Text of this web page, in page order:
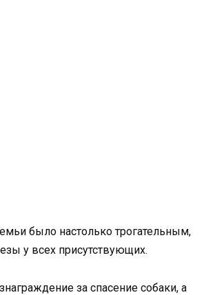
было настолько трогательным,
у всех присутствующих.
за спасение собаки, а